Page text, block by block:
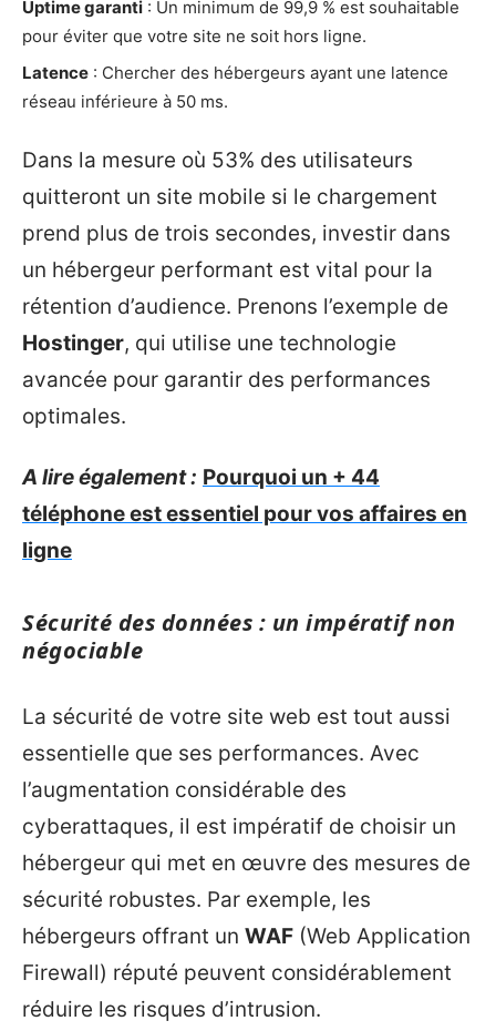
Uptime garanti : Un minimum de 99,9 % est souhaitable
pour éviter que votre site ne soit hors ligne.
Latence : Chercher des hébergeurs ayant une latence
réseau inférieure à 50 ms.
Dans la mesure où 53% des utilisateurs
quitteront un site mobile si le chargement
prend plus de trois secondes, investir dans
un hébergeur performant est vital pour la
rétention d’audience. Prenons l’exemple de
Hostinger, qui utilise une technologie
avancée pour garantir des performances
optimales.
A lire également : Pourquoi un + 44
téléphone est essentiel pour vos affaires en
ligne
Sécurité des données : un impératif non
négociable
La sécurité de votre site web est tout aussi
essentielle que ses performances. Avec
l’augmentation considérable des
cyberattaques, il est impératif de choisir un
hébergeur qui met en œuvre des mesures de
sécurité robustes. Par exemple, les
hébergeurs offrant un WAF (Web Application
Firewall) réputé peuvent considérablement
réduire les risques d’intrusion.